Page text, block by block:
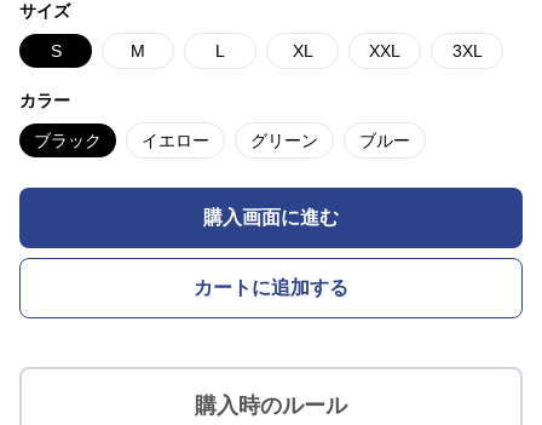
サイズ
S M L XL XXL 3XL
カラー
ブラック イエロー グリーン ブルー
購入画面に進む
カートに追加する
購入時のルール